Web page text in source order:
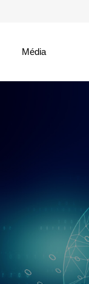
Média